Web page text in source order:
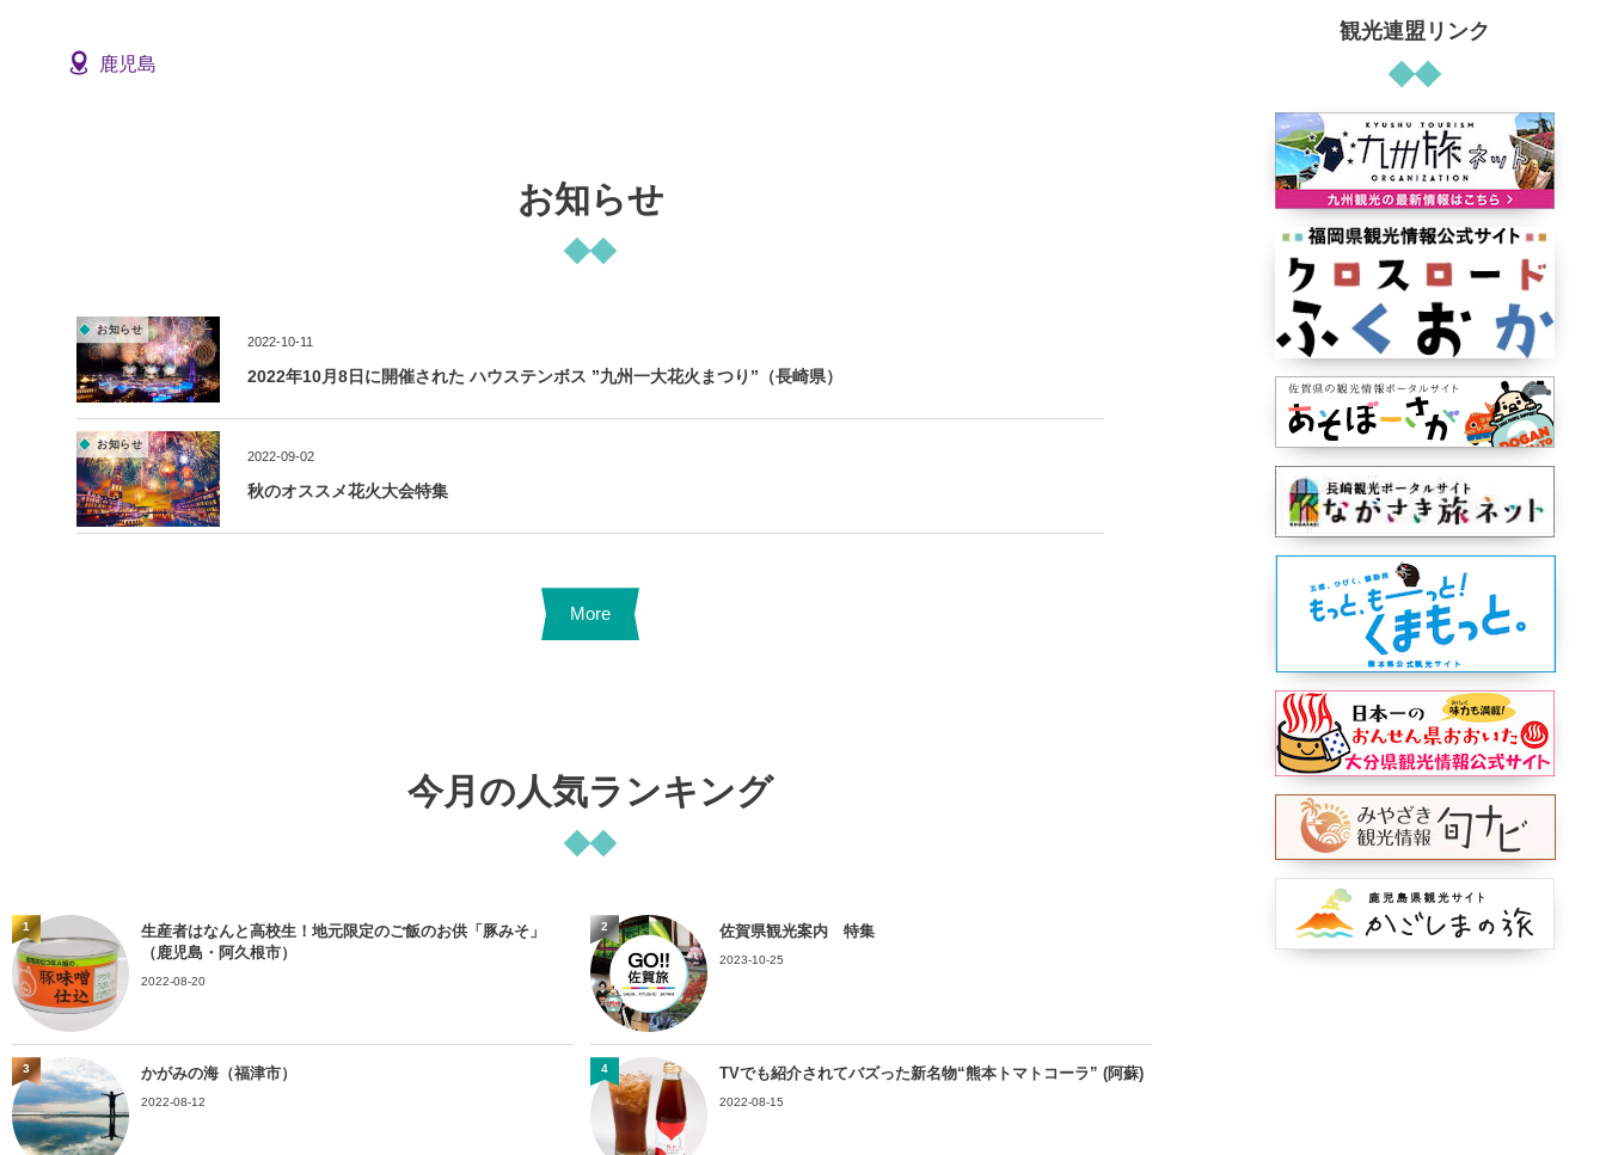
鹿児島
お知らせ
お知らせ
2022-10-11
2022年10月8日に開催された ハウステンボス ”九州一大花火まつり”（長崎県）
お知らせ
2022-09-02
秋のオススメ花火大会特集
More
今月の人気ランキング
生産者はなんと高校生！地元限定のご飯のお供「豚みそ」
（鹿児島・阿久根市）
2022-08-20
1 佐賀県観光案内 特集
2023-10-25
2
かがみの海（福津市）
2022-08-12
3 TVでも紹介されてバズった新名物“熊本トマトコーラ” (阿蘇)
2022-08-15
4
観光連盟リンク